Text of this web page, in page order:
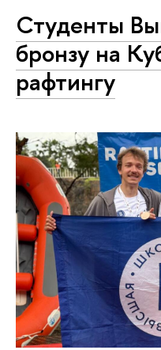
Студенты
бронзу на
рафтингу